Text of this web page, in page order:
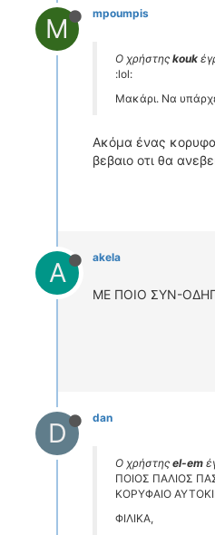
M mpoumpis
Ο χρήστης kouk
:lol:
Μακάρι. Να
Ακόμα ένας
βεβαιο οτι θα
A akela
ΜΕ ΠΟΙΟ ΣΥΝ-
D dan
Ο χρήστης el-em
ΠΟΙΟΣ ΠΑΛΙΟΣ
ΚΟΡΥΦΑΙΟ
ΦΙΛΙΚΑ,